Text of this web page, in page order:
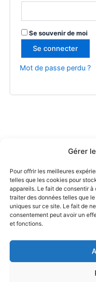
Gérer
Pour offrir les meilleures
telles que les cookies pour
appareils. Le fait de consentir
traiter des données telles que
uniques sur ce site. Le fait de
consentement peut avoir un
et fonctions.
Se souvenir de moi
Se connecter
Mot de passe perdu ?